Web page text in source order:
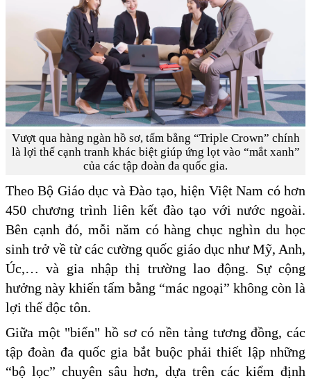
Vượt qua hàng ngàn hồ sơ, tấm bằng “Triple Crown” chính
là lợi thế cạnh tranh khác biệt giúp ứng lọt vào “mắt xanh”
của các tập đoàn đa quốc gia.
Theo Bộ Giáo dục và Đào tạo, hiện Việt Nam có hơn
450 chương trình liên kết đào tạo với nước ngoài.
Bên cạnh đó, mỗi năm có hàng chục nghìn du học
sinh trở về từ các cường quốc giáo dục như Mỹ, Anh,
Úc,… và gia nhập thị trường lao động. Sự cộng
hưởng này khiến tấm bằng “mác ngoại” không còn là
lợi thế độc tôn.
Giữa một "biển" hồ sơ có nền tảng tương đồng, các
tập đoàn đa quốc gia bắt buộc phải thiết lập những
“bộ lọc” chuyên sâu hơn, dựa trên các kiểm định